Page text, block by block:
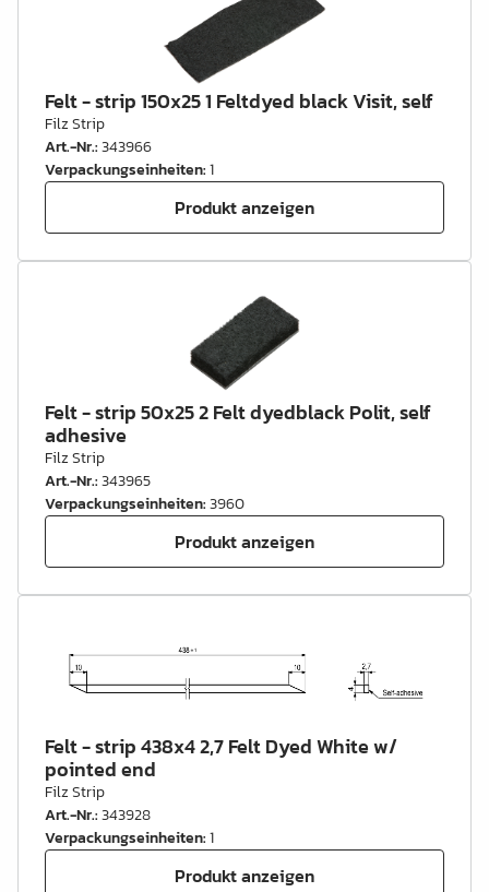
Felt - strip 150x25 1 Feltdyed black Visit, self
Filz Strip
Art.-Nr.:343966
Verpackungseinheiten:1
Produkt anzeigen
Felt - strip 50x25 2 Felt dyedblack Polit, self
adhesive
Filz Strip
Art.-Nr.:343965
Verpackungseinheiten:3960
Produkt anzeigen
Felt - strip 438x4 2,7 Felt Dyed White w/
pointed end
Filz Strip
Art.-Nr.:343928
Verpackungseinheiten:1
Produkt anzeigen